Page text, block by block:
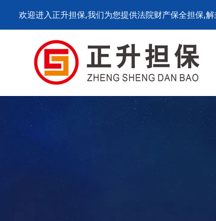
欢迎进入正升担保,我们为您提供法院财产保全担保,